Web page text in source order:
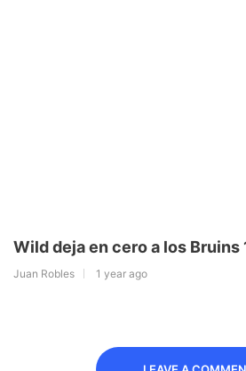
Wild deja en cero a los Bruins
Juan Robles 1 year ago